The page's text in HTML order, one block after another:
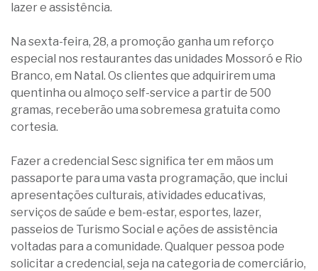
lazer e assistência.
Na sexta-feira, 28, a promoção ganha um reforço
especial nos restaurantes das unidades Mossoró e Rio
Branco, em Natal. Os clientes que adquirirem uma
quentinha ou almoço self-service a partir de 500
gramas, receberão uma sobremesa gratuita como
cortesia.
Fazer a credencial Sesc significa ter em mãos um
passaporte para uma vasta programação, que inclui
apresentações culturais, atividades educativas,
serviços de saúde e bem-estar, esportes, lazer,
passeios de Turismo Social e ações de assistência
voltadas para a comunidade. Qualquer pessoa pode
solicitar a credencial, seja na categoria de comerciário,